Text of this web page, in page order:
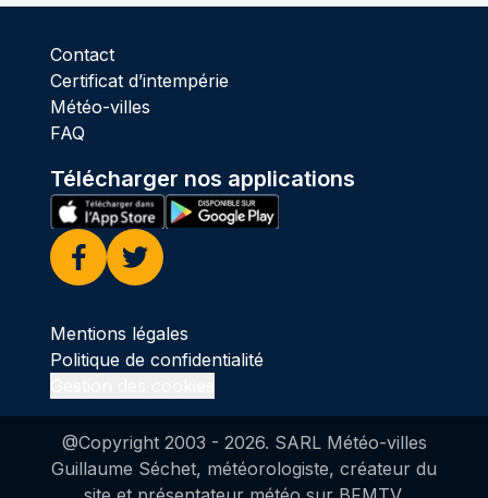
Contact
Certificat d’intempérie
Météo-villes
FAQ
Télécharger nos applications
Facebook
Twitter
Mentions légales
Politique de confidentialité
@Copyright 2003 - 2026. SARL Météo-villes
Guillaume Séchet, météorologiste, créateur du